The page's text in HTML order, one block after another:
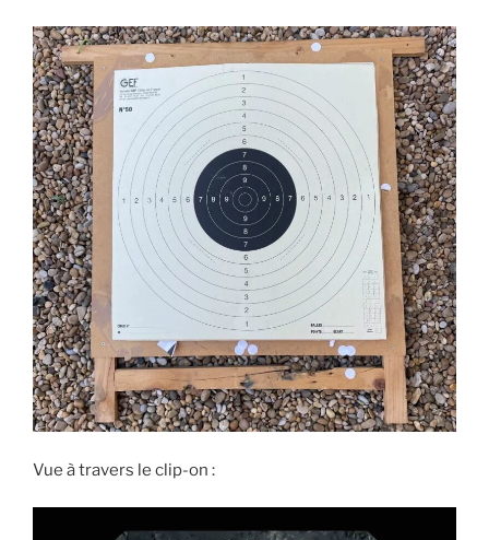
Vue à travers le clip-on :